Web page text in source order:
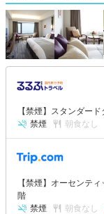
【禁煙】スタンダー
禁煙
朝食なし
【禁煙】オーセンテ
階
禁煙
朝食なし